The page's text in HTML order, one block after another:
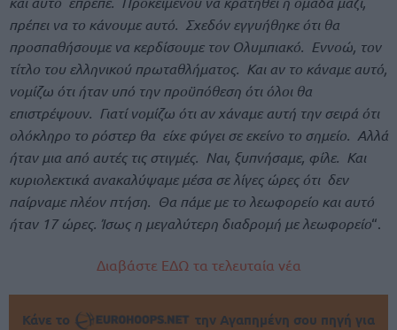
πρέπει να το κάνουμε αυτό. Σχεδόν εγγυήθηκε ότι θα
προσπαθήσουμε να κερδίσουμε τον Ολυμπιακό. Εννοώ, τον
τίτλο του ελληνικού πρωταθλήματος. Και αν το κάναμε αυτό,
νομίζω ότι ήταν υπό την προϋπόθεση ότι όλοι θα
επιστρέψουν. Γιατί νομίζω ότι αν χάναμε αυτή την σειρά ότι
ολόκληρο το ρόστερ θα είχε φύγει σε εκείνο το σημείο. Αλλά
ήταν μια από αυτές τις στιγμές. Ναι, ξυπνήσαμε, φίλε. Και
κυριολεκτικά ανακαλύψαμε μέσα σε λίγες ώρες ότι δεν
παίρναμε πλέον πτήση. Θα πάμε με το λεωφορείο και αυτό
ήταν 17 ώρες. Ίσως η μεγαλύτερη διαδρομή με λεωφορείο“.
Διαβάστε ΕΔΩ τα τελευταία νέα
Κάνε το
την Αγαπημένη σου πηγή για